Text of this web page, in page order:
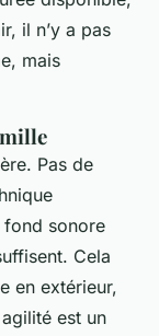
il n’y a pas
mais
Pas de
sonore
Cela
en extérieur,
est un